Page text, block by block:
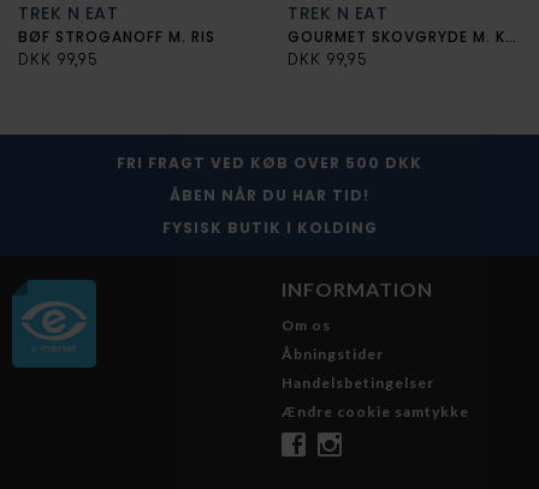
TREK N EAT
BØF STROGANOFF M. RIS
DKK 99,95
TREK N EAT
GOURMET SKOVGRYDE M. KØD
DKK 99,95
FRI FRAGT VED KØB OVER 500 DKK
ÅBEN NÅR DU HAR TID!
FYSISK BUTIK I KOLDING
INFORMATION
Om os
Åbningstider
Handelsbetingelser
Ændre cookie samtykke